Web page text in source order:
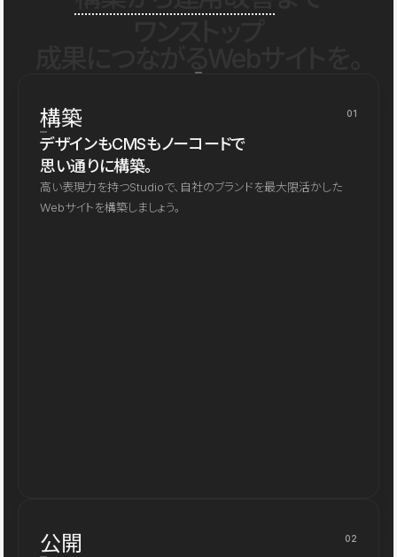
構築 01
デザインもCMSもノーコードで
思い通りに構築。
高い表現力を持つStudioで、自社のブランドを最大限活かした
Webサイトを構築しましょう。
公開 02